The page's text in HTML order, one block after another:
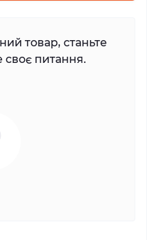
товар, станьте
своє питання.